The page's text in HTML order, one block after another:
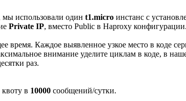
мы использовали один t1.micro инстанс с
Private IP, вместо Public в Haproxy конфигурации.
время. Каждое выявленное узкое место в коде
внимание уделите циклам в коде, в
раз.
в 10000 сообщений/сутки.